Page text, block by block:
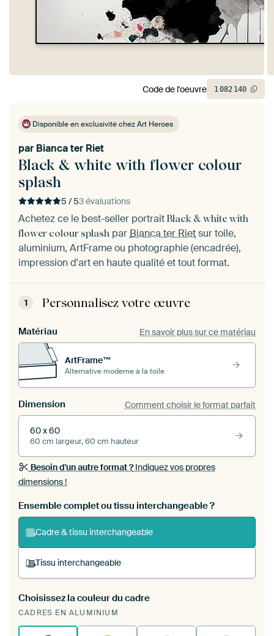
Disponible en exclusivité chez Art Heroes
Black & white with flower colour
splash
par Bianca ter Riet
5 / 53 évaluations
Achetez ce le best-seller portrait Black & white with
flower colour splash parBianca ter Rietsur toile,
aluminium, ArtFrame ou photographie (encadrée),
impression d'art en haute qualité et tout format.
1 Personnalisez votre œuvre
Matériau En savoir plus sur ce matériau
ArtFrame™
Alternative moderne à la toile
Dimension Comment choisir le format parfait
60 x 60
60 cm largeur, 60 cm hauteur
Besoin d'un autre format ?Indiquez vos propres
dimensions !
Ensemble complet ou tissu interchangeable ?
Cadre & tissu interchangeable
Tissu interchangeable
Vous tendez une nouvelle impression dans
votre cadre d'art existant
fonctionne.
Choisissez la couleur du cadre
CADRES EN ALUMINIUM
Code de l'oeuvre 1082 140